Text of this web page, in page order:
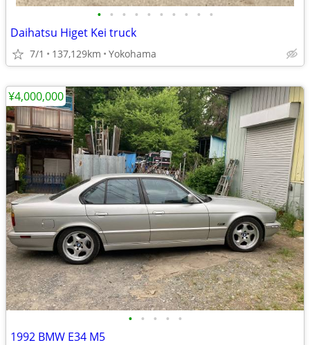
• • • • • • • • • •
Daihatsu Higet Kei truck
7/1 137,129km Yokohama
• • • • •
1992 BMW E34 M5
¥4,000,000